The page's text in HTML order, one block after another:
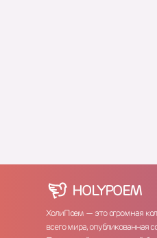
HOLYPOEM
ХолиПоем — это огромная
всего мира, опубликованная